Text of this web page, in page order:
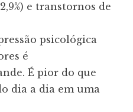
e transtornos de
psicológica
é
É pior do que
dia a dia em uma